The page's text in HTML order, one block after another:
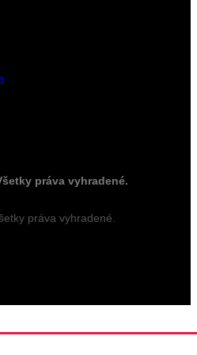
práva vyhradené.
práva vyhradené.